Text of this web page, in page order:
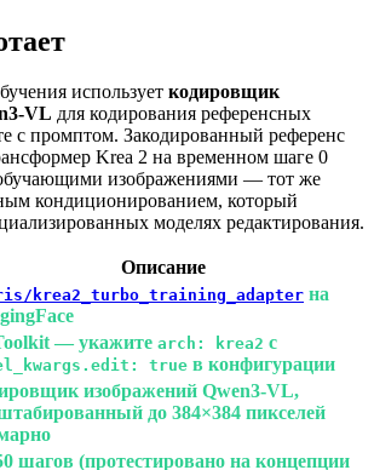
использует кодировщик
VL для кодирования референсных
с промптом. Закодированный референс
Krea 2 на временном шаге 0
изображениями — тот же
кондиционированием, который
моделях редактирования.
Описание
krea2_turbo_training_adapter на
— укажите arch: krea2 с
true в конфигурации
изображений Qwen3-VL,
до 384×384 пикселей
шагов (протестировано на концепции